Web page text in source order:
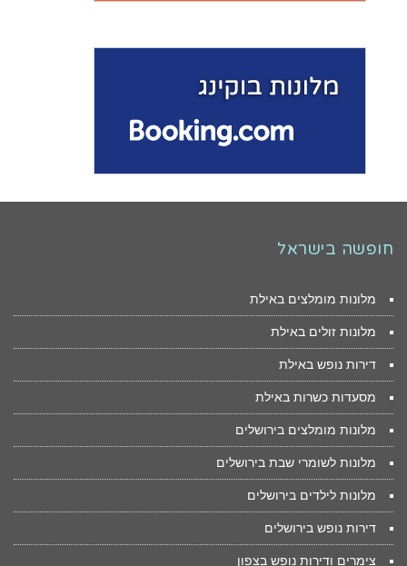
חופשה בישראל
מלונות מומלצים באילת
מלונות זולים באילת
דירות נופש באילת
מסעדות כשרות באילת
מלונות מומלצים בירושלים
מלונות לשומרי שבת בירושלים
מלונות לילדים בירושלים
דירות נופש בירושלים
צימרים ודירות נופש בצפון